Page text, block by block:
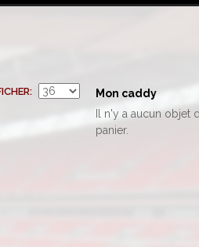
Mon caddy
Il n'y a aucun objet
panier.